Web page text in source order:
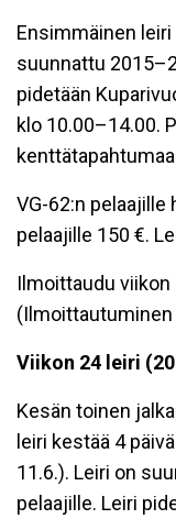
Ensimmäinen
suunnattu
pidetään
klo 10.00–14.00.
VG-62:n pelaajille
pelaajille 150 €.
Ilmoittaudu viikon
(Ilmoittautuminen
Viikon 24 leiri
Kesän toinen
leiri kestää 4
11.6.). Leiri on
pelaajille. Leiri